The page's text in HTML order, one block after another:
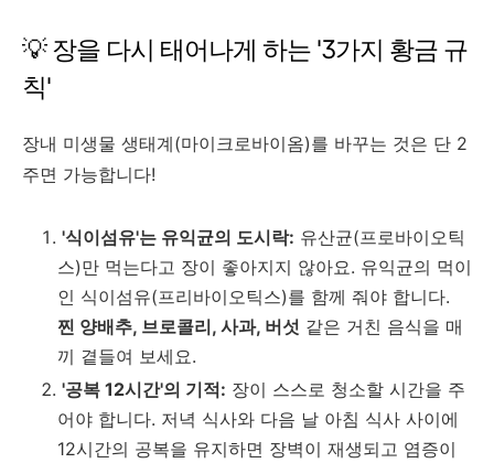
💡 장을 다시 태어나게 하는 '3가지 황금 규
칙'
장내 미생물 생태계(마이크로바이옴)를 바꾸는 것은 단 2
주면 가능합니다!
'식이섬유'는 유익균의 도시락: 유산균(프로바이오틱
스)만 먹는다고 장이 좋아지지 않아요. 유익균의 먹이
인 식이섬유(프리바이오틱스)를 함께 줘야 합니다.
찐 양배추, 브로콜리, 사과, 버섯 같은 거친 음식을 매
끼 곁들여 보세요.
'공복 12시간'의 기적: 장이 스스로 청소할 시간을 주
어야 합니다. 저녁 식사와 다음 날 아침 식사 사이에
12시간의 공복을 유지하면 장벽이 재생되고 염증이